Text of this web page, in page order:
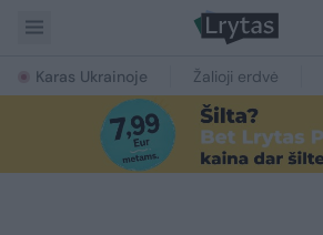
Karas Ukrainoje Žalioji erdvė